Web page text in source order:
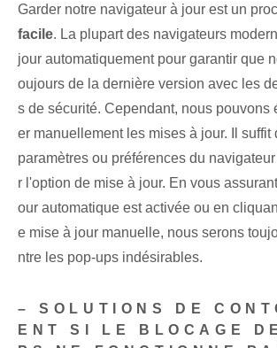
Garder notre navigateur à jour est un
facile. La plupart des navigateurs
jour automatiquement pour garantir que
oujours de la dernière version avec les
s de sécurité. Cependant, nous pouvons
er manuellement les mises à jour. Il suffit
paramètres ou préférences du
r l'option de mise à jour. En vous
our automatique est activée ou en
e mise à jour manuelle, nous serons
ntre les pop-ups indésirables.
– SOLUTIONS DE
ENT SI LE BLOCAGE